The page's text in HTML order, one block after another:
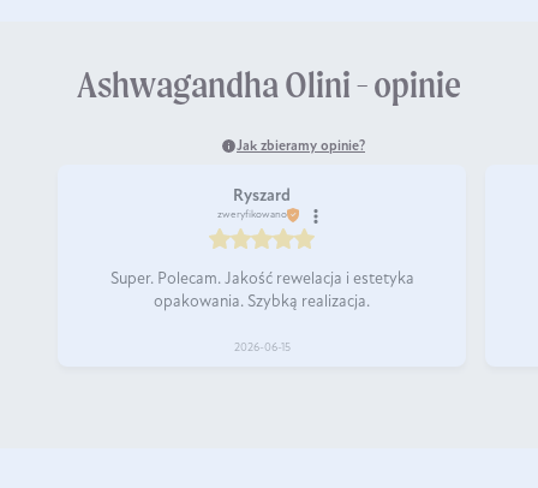
Ashwagandha Olini - opinie
Jak zbieramy opinie?
Ryszard
zweryfikowano
Super. Polecam. Jakość rewelacja i estetyka
opakowania. Szybką realizacja.
2026-06-15